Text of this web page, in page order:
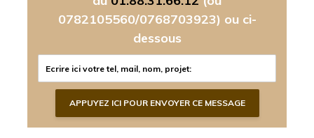
0782105560/0768703923) ou ci-
dessous